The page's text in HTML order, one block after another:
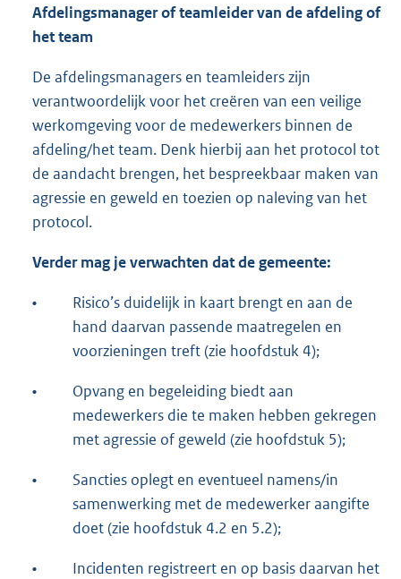
Afdelingsmanager of teamleider van de afdeling of
het team
De afdelingsmanagers en teamleiders zijn
verantwoordelijk voor het creëren van een veilige
werkomgeving voor de medewerkers binnen de
afdeling/het team. Denk hierbij aan het protocol tot
de aandacht brengen, het bespreekbaar maken van
agressie en geweld en toezien op naleving van het
protocol.
Verder mag je verwachten dat de gemeente:
•
Risico’s duidelijk in kaart brengt en aan de
hand daarvan passende maatregelen en
voorzieningen treft (zie hoofdstuk 4);
•
Opvang en begeleiding biedt aan
medewerkers die te maken hebben gekregen
met agressie of geweld (zie hoofdstuk 5);
•
Sancties oplegt en eventueel namens/in
samenwerking met de medewerker aangifte
doet (zie hoofdstuk 4.2 en 5.2);
•
Incidenten registreert en op basis daarvan het